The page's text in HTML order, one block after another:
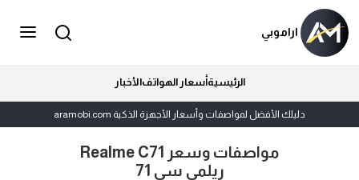
اراموبي
الرئيسيةأسعار الهواتفالأخبار
دليلك الأفضل لمواصفات وأسعار الأجهزة الذكية aramobi.com
مواصفات وسعر Realme C71
ريلمي سي 71